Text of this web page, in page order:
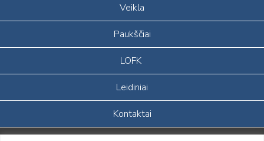
Veikla
Paukščiai
LOFK
Leidiniai
Kontaktai